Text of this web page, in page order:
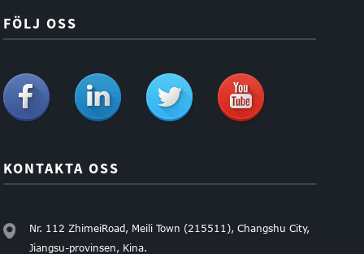
FÖLJ OSS
KONTAKTA OSS
Nr. 112 ZhimeiRoad, Meili Town (215511), Changshu City,
Jiangsu-provinsen, Kina.